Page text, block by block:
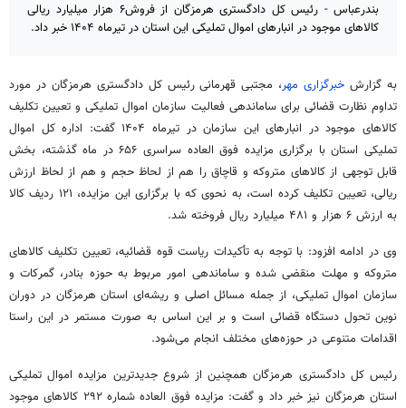
بندرعباس - رئیس کل دادگستری هرمزگان از فروش۶ هزار میلیارد ریالی
کالاهای موجود در انبارهای اموال تملیکی این استان در تیرماه ۱۴۰۴ خبر داد.
به گزارش خبرگزاری مهر، مجتبی قهرمانی رئیس کل دادگستری هرمزگان در مورد
تداوم نظارت قضائی برای ساماندهی فعالیت سازمان اموال تملیکی و تعیین تکلیف
کالاهای موجود در انبارهای این سازمان در تیرماه ۱۴۰۴ گفت: اداره کل اموال
تملیکی استان با برگزاری مزایده فوق العاده سراسری ۶۵۶ در ماه گذشته، بخش
قابل توجهی از کالاهای متروکه و قاچاق را هم از لحاظ حجم و هم از لحاظ ارزش
ریالی، تعیین تکلیف کرده است، به نحوی که با برگزاری این مزایده، ۱۲۱ ردیف کالا
به ارزش ۶ هزار و ۴۸۱ میلیارد ریال فروخته شد.
وی در ادامه افزود: با توجه به تأکیدات ریاست قوه قضائیه، تعیین تکلیف کالاهای
متروکه و مهلت منقضی شده و ساماندهی امور مربوط به حوزه بنادر، گمرکات و
سازمان اموال تملیکی، از جمله مسائل اصلی و ریشه‌ای استان هرمزگان در دوران
نوین تحول دستگاه قضائی است و بر این اساس به صورت مستمر در این راستا
اقدامات متنوعی در حوزه‌های مختلف انجام می‌شود.
رئیس کل دادگستری هرمزگان همچنین از شروع جدیدترین مزایده اموال تملیکی
استان هرمزگان نیز خبر داد و گفت: مزایده فوق العاده
شماره ۲۹۲ کالاهای موجود